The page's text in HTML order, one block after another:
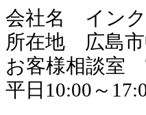
会社名 イン
所在地 広島市
お客様相談室
平日10:00～